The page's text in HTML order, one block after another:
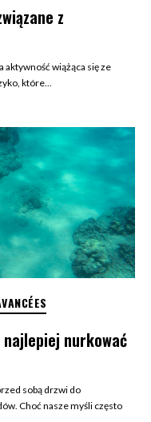
z
aktywność wiążąca się ze
które...
nurkować
sobą drzwi do
Choć nasze myśli często